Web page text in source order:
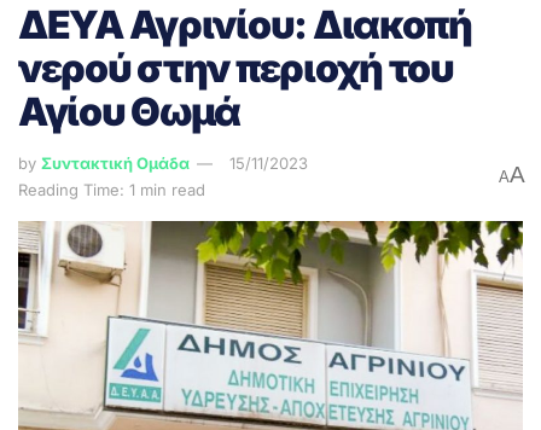
ΔΕΥΑ Αγρινίου: Διακοπή
νερού στην περιοχή του
Αγίου Θωμά
by Συντακτική Ομάδα
15/11/2023
Reading Time: 1 min read
AA